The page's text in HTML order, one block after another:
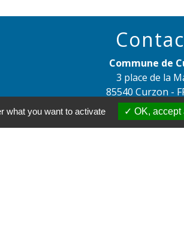
Commune de
3 place de la
85540 Curzon -
+33 2 51 30
Contact par
what you want to activate OK, accept